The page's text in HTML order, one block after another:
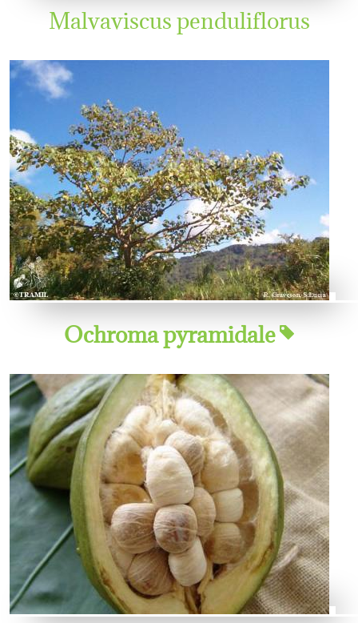
Malvaviscus penduliflorus
Ochroma pyramidale